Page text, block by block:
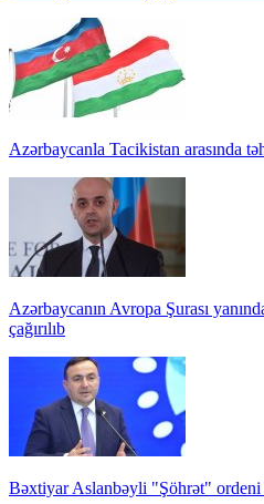
Azərbaycanla Tacikistan arasında
Azərbaycanın Avropa Şurası
çağırılıb
Bəxtiyar Aslanbəyli "Şöhrət"